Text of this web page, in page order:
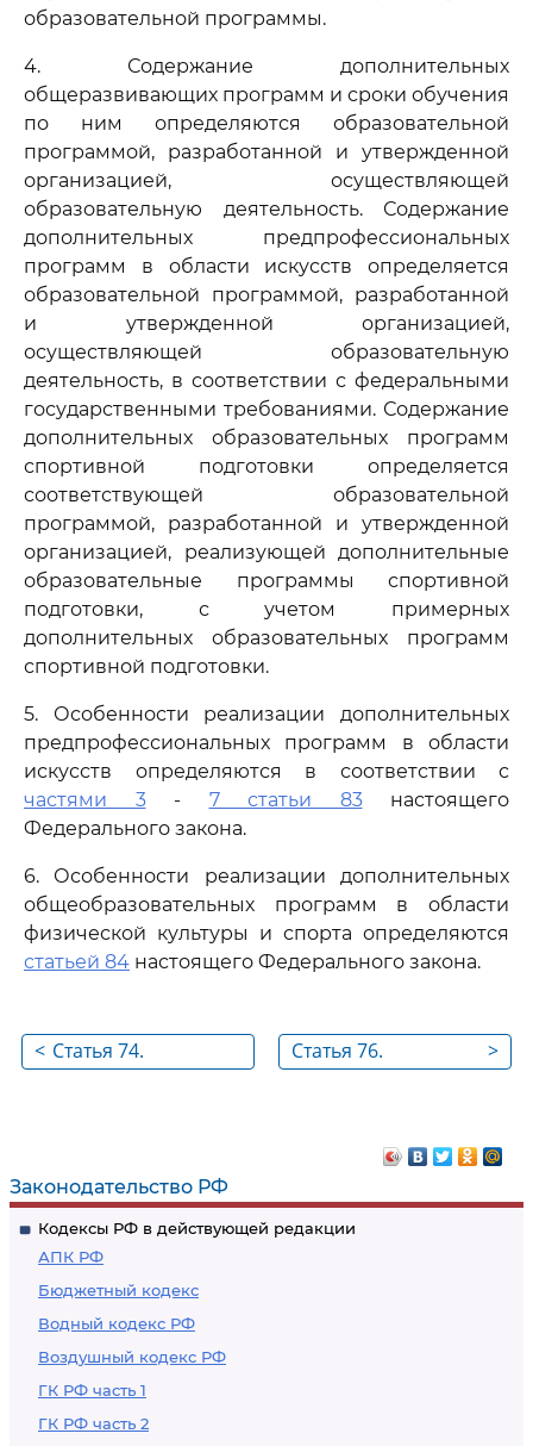
Законодательство РФ
Кодексы РФ в действующей редакции
АПК РФ
Бюджетный кодекс
Водный кодекс РФ
Воздушный кодекс РФ
ГК РФ часть 1
ГК РФ часть 2
образовательной программы.
4. Содержание дополнительных
общеразвивающих программ и сроки обучения
по ним определяются образовательной
программой, разработанной и утвержденной
организацией, осуществляющей
образовательную деятельность. Содержание
дополнительных предпрофессиональных
программ в области искусств определяется
образовательной программой, разработанной
и утвержденной организацией,
осуществляющей образовательную
деятельность, в соответствии с федеральными
государственными требованиями. Содержание
дополнительных образовательных программ
спортивной подготовки определяется
соответствующей образовательной
программой, разработанной и утвержденной
организацией, реализующей дополнительные
образовательные программы спортивной
подготовки, с учетом примерных
дополнительных образовательных программ
спортивной подготовки.
5. Особенности реализации дополнительных
предпрофессиональных программ в области
искусств определяются в соответствии с
частями 3- 7 статьи 83настоящего
Федерального закона.
6. Особенности реализации дополнительных
общеобразовательных программ в области
физической культуры и спорта определяются
статьей 84 настоящего Федерального закона.
< Статья 74.
>
Статья 76.
образование